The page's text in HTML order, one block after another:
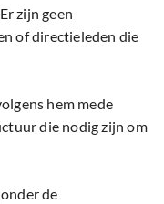
zijn geen
of directieleden die
hem mede
die nodig zijn om
de